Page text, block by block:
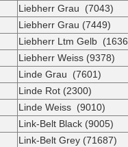
Liebherr Grau (7043)
Liebherr Grau (7449)
Liebherr Ltm Gelb
Liebherr Weiss (9378)
Linde Grau (7601)
Linde Rot (2300)
Linde Weiss (9010)
Link-Belt Black (9005)
Link-Belt Grey (71687)